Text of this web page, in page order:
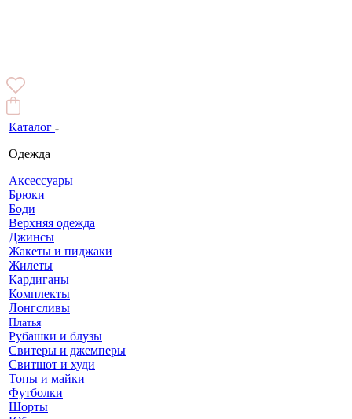
Каталог
Одежда
Аксессуары
Брюки
Боди
Верхняя одежда
Джинсы
Жакеты и пиджаки
Жилеты
Кардиганы
Комплекты
Лонгсливы
Платья
Рубашки и блузы
Свитеры и джемперы
Свитшот и худи
Топы и майки
Футболки
Шорты